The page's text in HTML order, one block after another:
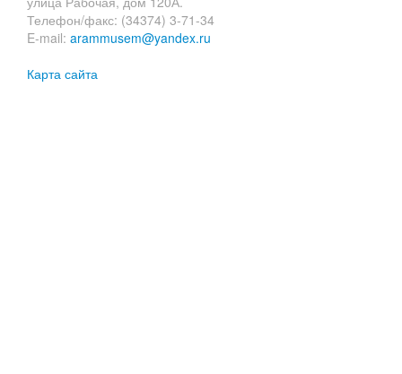
Телефон/факс: (34374) 3-71-34
E-mail: arammusem@yandex.ru
Карта сайта